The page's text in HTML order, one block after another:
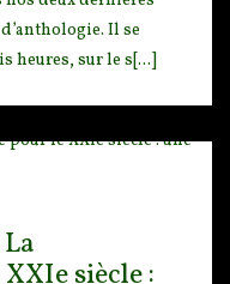
Il se
heures, sur le s[...]
siècle :